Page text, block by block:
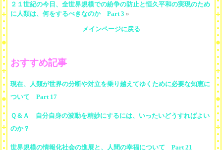
２１世紀の今日、全世界規模での紛争の防止と恒久平和の実現のため
に人類は、何をするべきなのか Part 3 »
メインページに戻る
おすすめ記事
現在、人類が世界の分断や対立を乗り越えてゆくために必要な知恵に
ついて Part 17
Ｑ＆Ａ 自分自身の波動を精妙にするには、いったいどうすればよい
のか？
世界規模の情報化社会の進展と、人間の幸福について Part 21